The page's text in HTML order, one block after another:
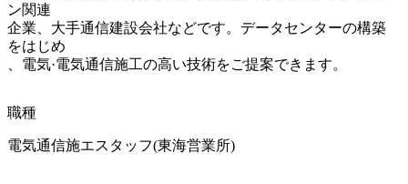
ン関連
企業、大手通信建設会社などです。データセンターの構築
をはじめ
、電気·電気通信施工の高い技術をご提案できます。
職種
電気通信施エスタッフ(東海営業所)